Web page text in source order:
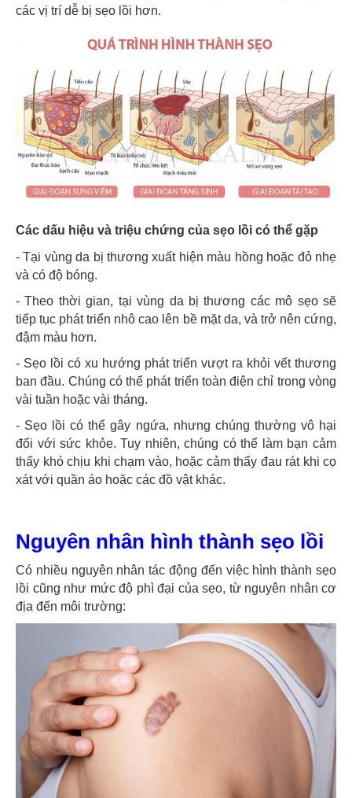
các vị trí dễ bị sẹo lồi hơn.
Các dấu hiệu và triệu chứng của sẹo lồi có thể gặp
- Tại vùng da bị thương xuất hiện màu hồng hoặc đỏ nhẹ
và có độ bóng.
- Theo thời gian, tại vùng da bị thương các mô sẹo sẽ
tiếp tục phát triển nhô cao lên bề mặt da, và trở nên cứng,
đậm màu hơn.
- Sẹo lồi có xu hướng phát triển vượt ra khỏi vết thương
ban đầu. Chúng có thể phát triển toàn điện chỉ trong vòng
vài tuần hoặc vài tháng.
- Sẹo lồi có thể gây ngứa, nhưng chúng thường vô hại
đối với sức khỏe. Tuy nhiên, chúng có thể làm bạn cảm
thấy khó chịu khi chạm vào, hoặc cảm thấy đau rát khi cọ
xát với quần áo hoặc các đồ vật khác.
Nguyên nhân hình thành sẹo lồi
Có nhiều nguyên nhân tác động đến việc hình thành sẹo
lồi cũng như mức độ phì đại của sẹo, từ nguyên nhân cơ
địa đến môi trường: